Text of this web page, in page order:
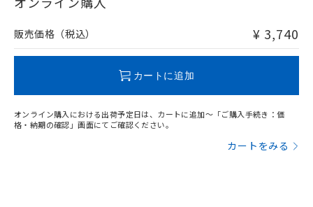
問い合わせください。
販売価格（税込） ¥ 3,740
カートに追加
オンライン購入における出荷予定日は、カートに追加～「ご購入手続き：価
格・納期の確認」画面にてご確認ください。
カートをみる